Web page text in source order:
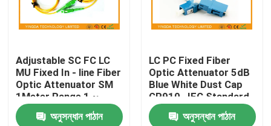
কারখানা ভ্রমণ
মান নিয়ন্ত্রণ
যোগাযোগ করুন
Adjustable SC FC LC
MU Fixed In - line Fiber
Optic Attenuator SM
1Meter Range 1 ~
40dB
অনুসন্ধান পাঠান
LC PC Fixed Fiber
Optic Attenuator 5dB
Blue White Dust Cap
GR910 , IEC Standard
অনুসন্ধান পাঠান